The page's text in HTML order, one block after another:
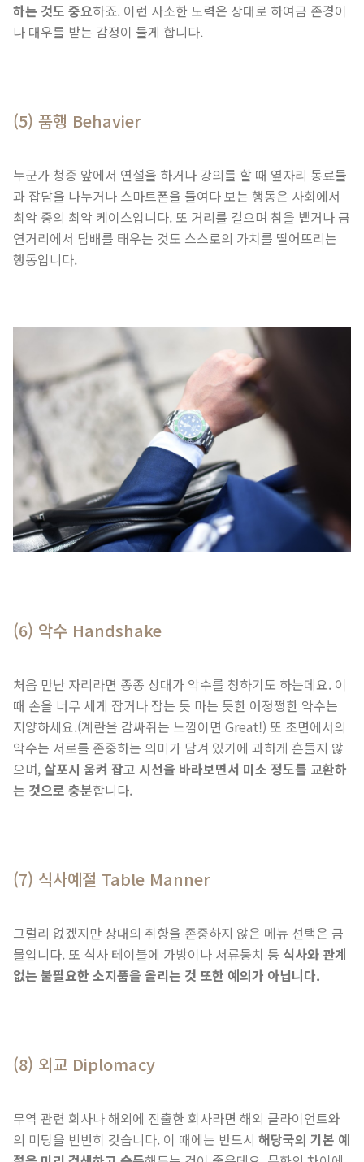
하는 것도 중요하죠. 이런 사소한 노력은 상대로 하여금 존경이
나 대우를 받는 감정이 들게 합니다.
(5) 품행 Behavier
누군가 청중 앞에서 연설을 하거나 강의를 할 때 옆자리 동료들
과 잡담을 나누거나 스마트폰을 들여다 보는 행동은 사회에서
최악 중의 최악 케이스입니다. 또 거리를 걸으며 침을 뱉거나 금
연거리에서 담배를 태우는 것도 스스로의 가치를 떨어뜨리는
행동입니다.
(6) 악수 Handshake
처음 만난 자리라면 종종 상대가 악수를 청하기도 하는데요. 이
때 손을 너무 세게 잡거나 잡는 듯 마는 듯한 어정쩡한 악수는
지양하세요.(계란을 감싸쥐는 느낌이면 Great!) 또 초면에서의
악수는 서로를 존중하는 의미가 담겨 있기에 과하게 흔들지 않
으며, 살포시 움켜 잡고 시선을 바라보면서 미소 정도를 교환하
는 것으로 충분합니다.
(7) 식사예절 Table Manner
그럴리 없겠지만 상대의 취향을 존중하지 않은 메뉴 선택은 금
물입니다. 또 식사 테이블에 가방이나 서류뭉치 등 식사와 관계
없는 불필요한 소지품을 올리는 것 또한 예의가 아닙니다.
(8) 외교 Diplomacy
무역 관련 회사나 해외에 진출한 회사라면 해외 클라이언트와
의 미팅을 빈번히 갖습니다. 이 때에는 반드시 해당국의 기본 예